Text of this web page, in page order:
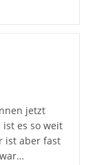
jetzt
es so weit
ist aber fast